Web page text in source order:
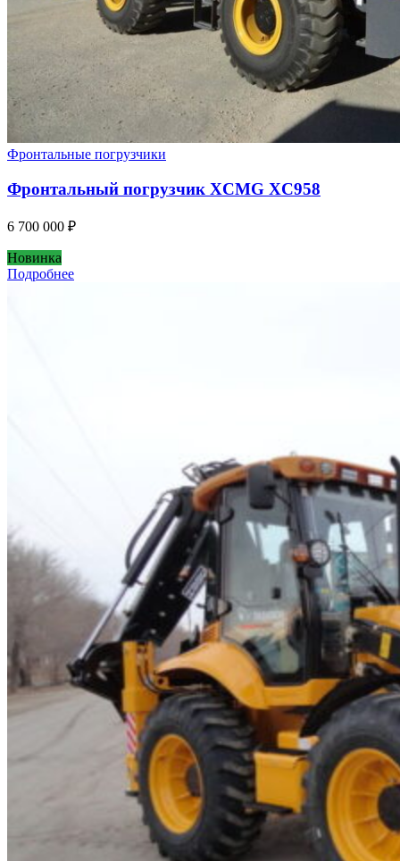
Фронтальные погрузчики
Фронтальный погрузчик XCMG XC958
6 700 000 ₽
Новинка
Подробнее